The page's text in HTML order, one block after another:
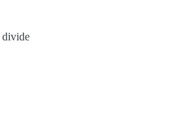
divide